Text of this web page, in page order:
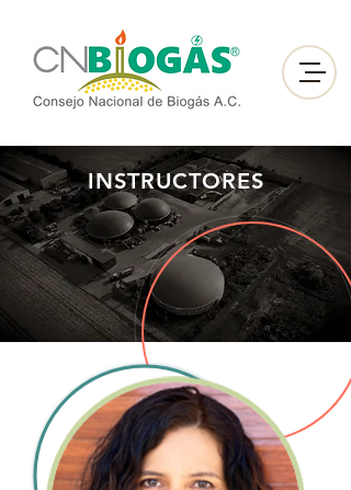
INSTRUCTORES